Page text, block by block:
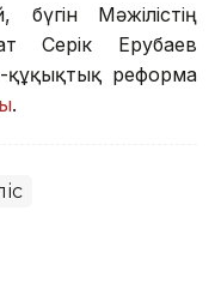
бүгін Мәжілістің
Серік Ерубаев
реформа
.